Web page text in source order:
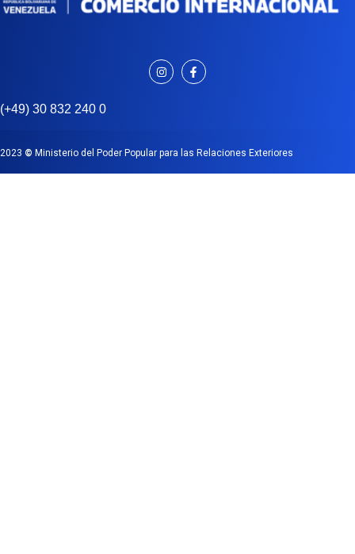
(+49) 30 832 240 0
2023 © Ministerio del Poder Popular para las Relaciones Exteriores